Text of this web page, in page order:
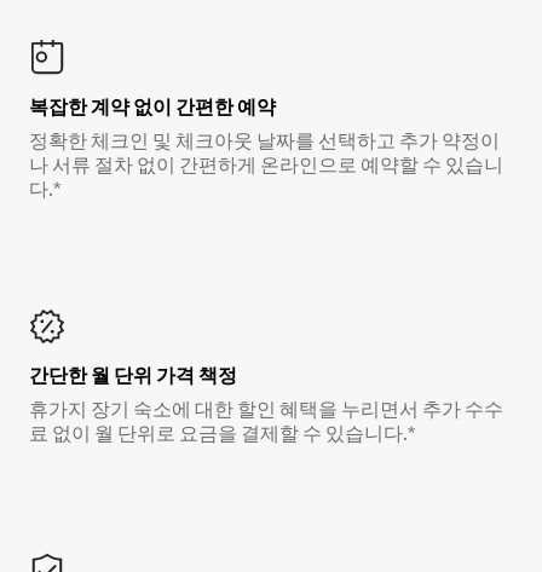
복잡한 계약 없이 간편한 예약
정확한 체크인 및 체크아웃 날짜를 선택하고 추가 약정이
나 서류 절차 없이 간편하게 온라인으로 예약할 수 있습니
다.*
간단한 월 단위 가격 책정
휴가지 장기 숙소에 대한 할인 혜택을 누리면서 추가 수수
료 없이 월 단위로 요금을 결제할 수 있습니다.*